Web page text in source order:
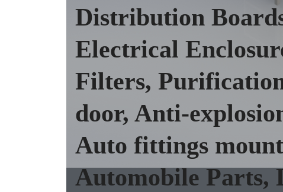
Distribution
Electrical
Filters,
door, Anti-
Auto fittings
Automobile Parts,